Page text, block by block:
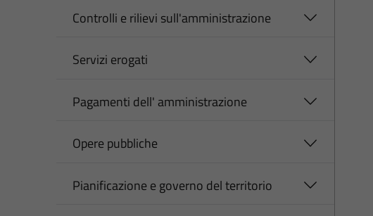
Controlli e rilievi sull'amministrazione
Servizi erogati
Pagamenti dell' amministrazione
Opere pubbliche
Pianificazione e governo del territorio